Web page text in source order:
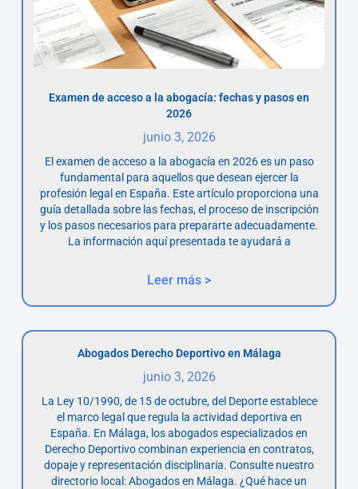
Examen de acceso a la abogacía: fechas y pasos en
2026
junio 3, 2026
El examen de acceso a la abogacía en 2026 es un paso
fundamental para aquellos que desean ejercer la
profesión legal en España. Este artículo proporciona una
guía detallada sobre las fechas, el proceso de inscripción
y los pasos necesarios para prepararte adecuadamente.
La información aquí presentada te ayudará a
Leer más >
Abogados Derecho Deportivo en Málaga
junio 3, 2026
La Ley 10/1990, de 15 de octubre, del Deporte establece
el marco legal que regula la actividad deportiva en
España. En Málaga, los abogados especializados en
Derecho Deportivo combinan experiencia en contratos,
dopaje y representación disciplinaria. Consulte nuestro
directorio local: Abogados en Málaga. ¿Qué hace un